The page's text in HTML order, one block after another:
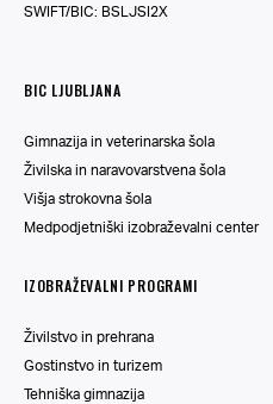
SWIFT/BIC: BSLJSI2X
BIC LJUBLJANA
Gimnazija in veterinarska šola
Živilska in naravovarstvena šola
Višja strokovna šola
Medpodjetniški izobraževalni center
IZOBRAŽEVALNI PROGRAMI
Živilstvo in prehrana
Gostinstvo in turizem
Tehniška gimnazija